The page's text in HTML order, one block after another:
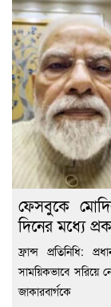
ফেসবুকে
দিনের মধ্যে
ফ্রান্স প্রতিনিধি:
সাময়িকভাবে সরিয়ে
জাকারবার্গকে